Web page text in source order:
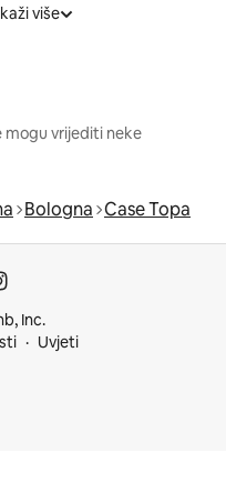
više
mogu vrijediti neke
Bologna Case Topa
Inc.
Uvjeti